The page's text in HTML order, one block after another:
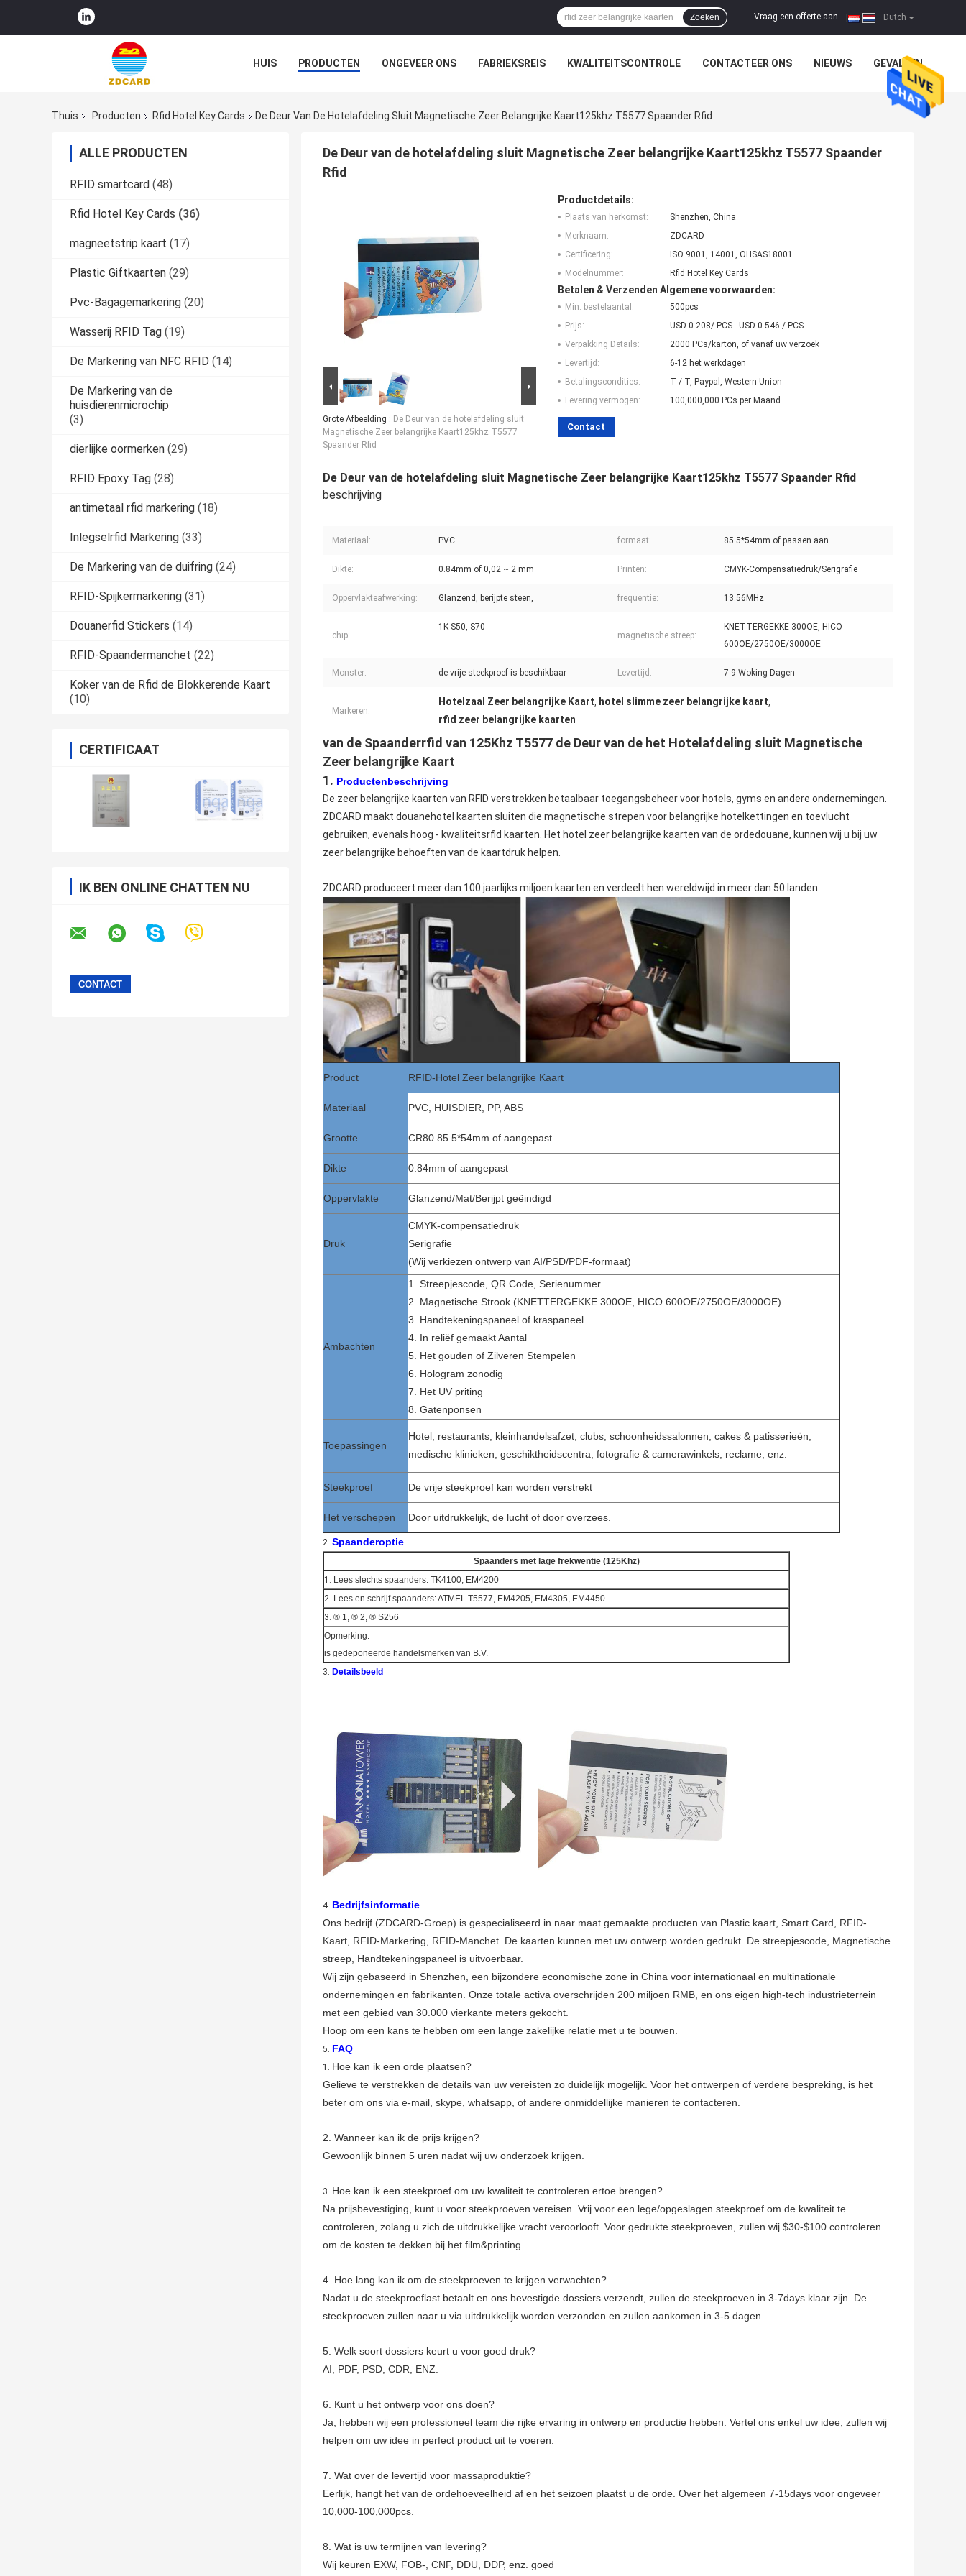
Dutch
Vraag een offerte aan
Zoeken
HUIS PRODUCTEN ONGEVEER ONS FABRIEKSREIS KWALITEITSCONTROLE CONTACTEER ONS NIEUWS GEVALLEN
Thuis Producten Rfid Hotel Key Cards De Deur Van De Hotelafdeling Sluit Magnetische Zeer Belangrijke Kaart125khz T5577 Spaander Rfid
ALLE PRODUCTEN
RFID smartcard (48)
Rfid Hotel Key Cards (36)
magneetstrip kaart (17)
Plastic Giftkaarten (29)
Pvc-Bagagemarkering (20)
Wasserij RFID Tag (19)
De Markering van NFC RFID (14)
De Markering van de
huisdierenmicrochip
(3)
dierlijke oormerken (29)
RFID Epoxy Tag (28)
antimetaal rfid markering (18)
Inlegselrfid Markering (33)
De Markering van de duifring (24)
RFID-Spijkermarkering (31)
Douanerfid Stickers (14)
RFID-Spaandermanchet (22)
Koker van de Rfid de Blokkerende Kaart
(10)
CERTIFICAAT
IK BEN ONLINE CHATTEN NU
De Deur van de hotelafdeling sluit Magnetische Zeer belangrijke Kaart125khz T5577 Spaander
Rfid
Grote Afbeelding : De Deur van de hotelafdeling sluit
Magnetische Zeer belangrijke Kaart125khz T5577
Spaander Rfid
Productdetails:
Plaats van herkomst:
Shenzhen, China
Merknaam:
ZDCARD
Certificering:
ISO 9001, 14001, OHSAS18001
Modelnummer:
Rfid Hotel Key Cards
Betalen & Verzenden Algemene voorwaarden:
Min. bestelaantal:
500pcs
Prijs:
USD 0.208/ PCS - USD 0.546 / PCS
Verpakking Details:
2000 PCs/karton, of vanaf uw verzoek
Levertijd:
6-12 het werkdagen
Betalingscondities:
T / T, Paypal, Western Union
Levering vermogen:
100,000,000 PCs per Maand
Contact
De Deur van de hotelafdeling sluit Magnetische Zeer belangrijke Kaart125khz T5577 Spaander Rfid
beschrijving
Materiaal: PVC formaat: 85.5*54mm of passen aan
Dikte: 0.84mm of 0,02 ~ 2 mm Printen: CMYK-Compensatiedruk/Serigrafie
Oppervlakteafwerking: Glanzend, berijpte steen, frequentie: 13.56MHz
chip:
1K S50, S70
magnetische streep:
KNETTERGEKKE 300OE, HICO
600OE/2750OE/3000OE
Monster: de vrije steekproef is beschikbaar Levertijd: 7-9 Woking-Dagen
Markeren:
Hotelzaal Zeer belangrijke Kaart, hotel slimme zeer belangrijke kaart,
rfid zeer belangrijke kaarten
van de Spaanderrfid van 125Khz T5577 de Deur van de het Hotelafdeling sluit Magnetische
Zeer belangrijke Kaart
1. Productenbeschrijving
De zeer belangrijke kaarten van RFID verstrekken betaalbaar toegangsbeheer voor hotels, gyms en andere ondernemingen.
ZDCARD maakt douanehotel kaarten sluiten die magnetische strepen voor belangrijke hotelkettingen en toevlucht
gebruiken, evenals hoog - kwaliteitsrfid kaarten. Het hotel zeer belangrijke kaarten van de ordedouane, kunnen wij u bij uw
zeer belangrijke behoeften van de kaartdruk helpen.
ZDCARD produceert meer dan 100 jaarlijks miljoen kaarten en verdeelt hen wereldwijd in meer dan 50 landen.
Product RFID-Hotel Zeer belangrijke Kaart
Materiaal PVC, HUISDIER, PP, ABS
Grootte CR80 85.5*54mm of aangepast
Dikte 0.84mm of aangepast
Oppervlakte Glanzend/Mat/Berijpt geëindigd
Druk
CMYK-compensatiedruk
Serigrafie
(Wij verkiezen ontwerp van AI/PSD/PDF-formaat)
Ambachten
1. Streepjescode, QR Code, Serienummer
2. Magnetische Strook (KNETTERGEKKE 300OE, HICO 600OE/2750OE/3000OE)
3. Handtekeningspaneel of kraspaneel
4. In reliëf gemaakt Aantal
5. Het gouden of Zilveren Stempelen
6. Hologram zonodig
7. Het UV priting
8. Gatenponsen
Toepassingen
Hotel, restaurants, kleinhandelsafzet, clubs, schoonheidssalonnen, cakes & patisserieën,
medische klinieken, geschiktheidscentra, fotografie & camerawinkels, reclame, enz.
Steekproef De vrije steekproef kan worden verstrekt
Het verschepen Door uitdrukkelijk, de lucht of door overzees.
2. Spaanderoptie
Spaanders met lage frekwentie (125Khz)
1. Lees slechts spaanders: TK4100, EM4200
2. Lees en schrijf spaanders: ATMEL T5577, EM4205, EM4305, EM4450
3. ® 1, ® 2, ® S256
Opmerking:
is gedeponeerde handelsmerken van B.V.
3. Detailsbeeld
4. Bedrijfsinformatie
Ons bedrijf (ZDCARD-Groep) is gespecialiseerd in naar maat gemaakte producten van Plastic kaart, Smart Card, RFID-
Kaart, RFID-Markering, RFID-Manchet. De kaarten kunnen met uw ontwerp worden gedrukt. De streepjescode, Magnetische
streep, Handtekeningspaneel is uitvoerbaar.
Wij zijn gebaseerd in Shenzhen, een bijzondere economische zone in China voor internationaal en multinationale
ondernemingen en fabrikanten. Onze totale activa overschrijden 200 miljoen RMB, en ons eigen high-tech industrieterrein
met een gebied van 30.000 vierkante meters gekocht.
Hoop om een kans te hebben om een lange zakelijke relatie met u te bouwen.
5. FAQ
1. Hoe kan ik een orde plaatsen?
Gelieve te verstrekken de details van uw vereisten zo duidelijk mogelijk. Voor het ontwerpen of verdere bespreking, is het
beter om ons via e-mail, skype, whatsapp, of andere onmiddellijke manieren te contacteren.
2. Wanneer kan ik de prijs krijgen?
Gewoonlijk binnen 5 uren nadat wij uw onderzoek krijgen.
3. Hoe kan ik een steekproef om uw kwaliteit te controleren ertoe brengen?
Na prijsbevestiging, kunt u voor steekproeven vereisen. Vrij voor een lege/opgeslagen steekproef om de kwaliteit te
controleren, zolang u zich de uitdrukkelijke vracht veroorlooft. Voor gedrukte steekproeven, zullen wij $30-$100 controleren
om de kosten te dekken bij het film&printing.
4. Hoe lang kan ik om de steekproeven te krijgen verwachten?
Nadat u de steekproeflast betaalt en ons bevestigde dossiers verzendt, zullen de steekproeven in 3-7days klaar zijn. De
steekproeven zullen naar u via uitdrukkelijk worden verzonden en zullen aankomen in 3-5 dagen.
5. Welk soort dossiers keurt u voor goed druk?
AI, PDF, PSD, CDR, ENZ.
6. Kunt u het ontwerp voor ons doen?
Ja, hebben wij een professioneel team die rijke ervaring in ontwerp en productie hebben. Vertel ons enkel uw idee, zullen wij
helpen om uw idee in perfect product uit te voeren.
7. Wat over de levertijd voor massaproduktie?
Eerlijk, hangt het van de ordehoeveelheid af en het seizoen plaatst u de orde. Over het algemeen 7-15days voor ongeveer
10,000-100,000pcs.
8. Wat is uw termijnen van levering?
Wij keuren EXW, FOB-, CNF, DDU, DDP, enz. goed